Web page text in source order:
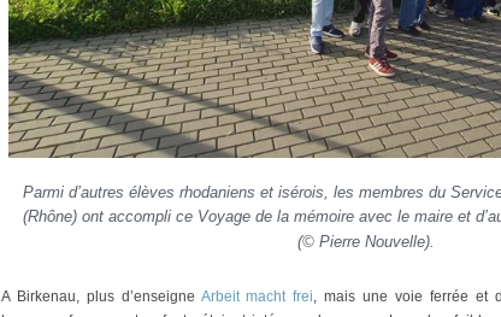
Parmi d’autres élèves rhodaniens et isérois, les membres du
(Rhône) ont accompli ce Voyage de la mémoire avec le maire et
(© Pierre Nouvelle).
A Birkenau, plus d’enseigne Arbeit macht frei, mais une voie ferrée et